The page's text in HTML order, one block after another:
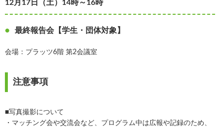
12月17日（土）14時～16時
最終報告会【学生・団体対象】
会場：プラッツ6階 第2会議室
注意事項
■写真撮影について
・マッチング会や交流会など、プログラム中は広報や記録のため、